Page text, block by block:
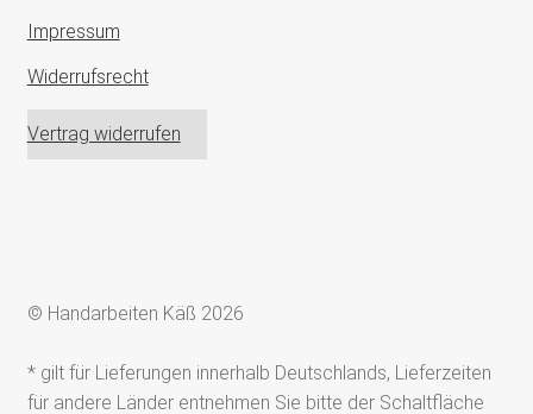
Impressum
Widerrufsrecht
Vertrag widerrufen
© Handarbeiten Käß 2026
* gilt für Lieferungen innerhalb Deutschlands, Lieferzeiten
für andere Länder entnehmen Sie bitte der Schaltfläche